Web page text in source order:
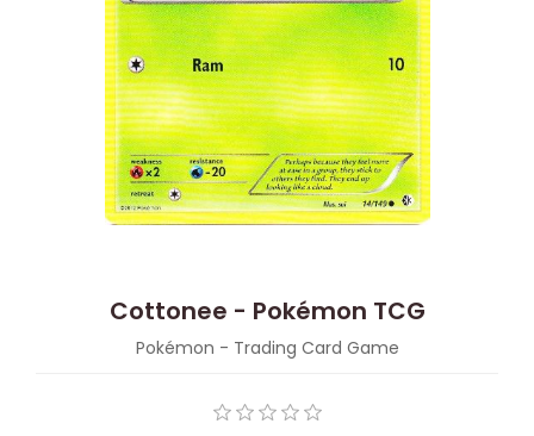
Cottonee - Pokémon TCG
Pokémon - Trading Card Game